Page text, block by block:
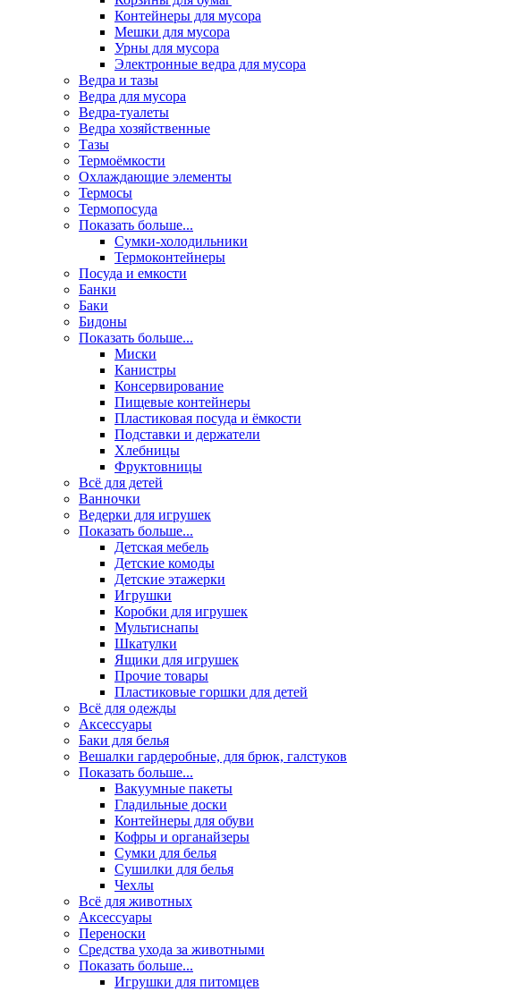
Контейнеры для мусора
Мешки для мусора
Урны для мусора
Электронные ведра для мусора
Ведра и тазы
Ведра для мусора
Ведра-туалеты
Ведра хозяйственные
Тазы
Термоёмкости
Охлаждающие элементы
Термосы
Термопосуда
Показать больше...
Сумки-холодильники
Термоконтейнеры
Посуда и емкости
Банки
Баки
Бидоны
Показать больше...
Миски
Канистры
Консервирование
Пищевые контейнеры
Пластиковая посуда и ёмкости
Подставки и держатели
Хлебницы
Фруктовницы
Всё для детей
Ванночки
Ведерки для игрушек
Показать больше...
Детская мебель
Детские комоды
Детские этажерки
Игрушки
Коробки для игрушек
Мультиснапы
Шкатулки
Ящики для игрушек
Прочие товары
Пластиковые горшки для детей
Всё для одежды
Аксессуары
Баки для белья
Вешалки гардеробные, для брюк, галстуков
Показать больше...
Вакуумные пакеты
Гладильные доски
Контейнеры для обуви
Кофры и органайзеры
Сумки для белья
Сушилки для белья
Чехлы
Всё для животных
Аксесcуары
Переноски
Средства ухода за животными
Показать больше...
Игрушки для питомцев